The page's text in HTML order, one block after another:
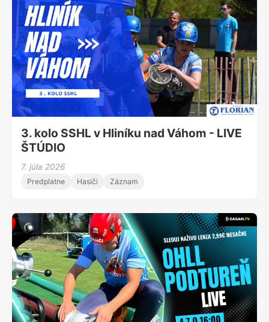
3. kolo SSHL v Hliníku nad Váhom - LIVE
ŠTÚDIO
7. júla 2026
Predplatne Hasiči Záznam